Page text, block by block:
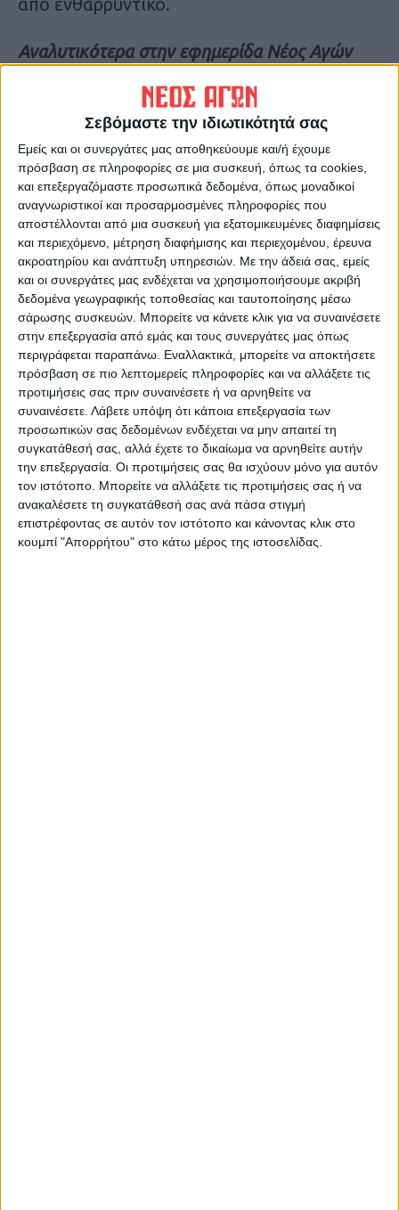
Σεβόμαστε την ιδιωτικότητά σας
Εμείς και οι συνεργάτες μας αποθηκεύουμε και/ή έχουμε
πρόσβαση σε πληροφορίες σε μια συσκευή, όπως τα cookies,
και επεξεργαζόμαστε προσωπικά δεδομένα, όπως μοναδικοί
αναγνωριστικοί και προσαρμοσμένες πληροφορίες που
αποστέλλονται από μια συσκευή για εξατομικευμένες διαφημίσεις
και περιεχόμενο, μέτρηση διαφήμισης και περιεχομένου, έρευνα
ακροατηρίου και ανάπτυξη υπηρεσιών. Με την άδειά σας, εμείς
και οι συνεργάτες μας ενδέχεται να χρησιμοποιήσουμε ακριβή
δεδομένα γεωγραφικής τοποθεσίας και ταυτοποίησης μέσω
σάρωσης συσκευών. Μπορείτε να κάνετε κλικ για να συναινέσετε
στην επεξεργασία από εμάς και τους συνεργάτες μας όπως
περιγράφεται παραπάνω. Εναλλακτικά, μπορείτε να αποκτήσετε
πρόσβαση σε πιο λεπτομερείς πληροφορίες και να αλλάξετε τις
προτιμήσεις σας πριν συναινέσετε ή να αρνηθείτε να
συναινέσετε. Λάβετε υπόψη ότι κάποια επεξεργασία των
προσωπικών σας δεδομένων ενδέχεται να μην απαιτεί τη
συγκατάθεσή σας, αλλά έχετε το δικαίωμα να αρνηθείτε αυτήν
την επεξεργασία. Οι προτιμήσεις σας θα ισχύουν μόνο για αυτόν
τον ιστότοπο. Μπορείτε να αλλάξετε τις προτιμήσεις σας ή να
ανακαλέσετε τη συγκατάθεσή σας ανά πάσα στιγμή
επιστρέφοντας σε αυτόν τον ιστότοπο και κάνοντας κλικ στο
κουμπί "Απορρήτου" στο κάτω μέρος της ιστοσελίδας.
από ενθαρρυντικό.
Αναλυτικότερα στην εφημερίδα Νέος Αγών
Τελευταίες Ειδήσεις Σήμερα
Ακολούθησε την εφημερίδα ΝΕΟΣ
ΑΓΩΝ στο Google News!
Όλες οι εξελίξεις στην περιοχή της
Καρδίτσας και ευρύτερα της Θεσσαλίας
ΠΡΟΗΓΟΥΜΕΝΟ ΑΡΘΡΟ
Καταστροφή του
Ηλεκτρολογικού εξοπλισμού
στο καταφύγιο Αμαράντου
ΕΠΟΜΕΝΟ ΑΡΘΡΟ
Έφυγε από ζωή ο πρώην
Πρόεδρος του Εμπορικού
Συλλόγου Καρδίτσας Ηλίας
Αντωνίου σε ηλικία 70 ετών
ΝΕΟΣ ΑΓΩΝ